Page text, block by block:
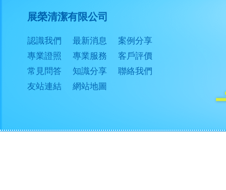
展榮清潔有限公司
認識我們 最新消息
案例分享
專業證照
專業服務
客戶評價
常見問答
知識分享
聯絡我們
友站連結
網站地圖